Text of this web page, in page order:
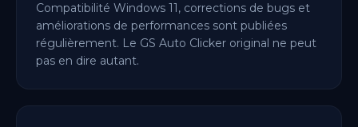
Compatibilité Windows 11, corrections de bugs et
améliorations de performances sont publiées
régulièrement. Le GS Auto Clicker original ne peut
pas en dire autant.